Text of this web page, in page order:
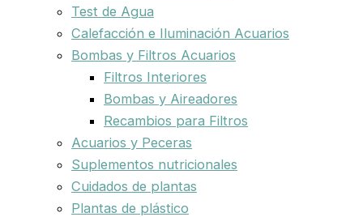
Test de Agua
Calefacción e Iluminación Acuarios
Bombas y Filtros Acuarios
Filtros Interiores
Bombas y Aireadores
Recambios para Filtros
Acuarios y Peceras
Suplementos nutricionales
Cuidados de plantas
Plantas de plástico